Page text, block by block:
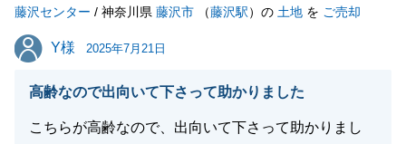
また、何かございましたら、是非東急リバブルにお任
せください。今後とも何卒宜しくお願い申し上げま
す。
藤沢センター / 神奈川県 藤沢市 （藤沢駅）の 土地 を ご売却
Y様
Y様 2025年7月21日
高齢なので出向いて下さって助かりました
こちらが高齢なので、出向いて下さって助かりまし